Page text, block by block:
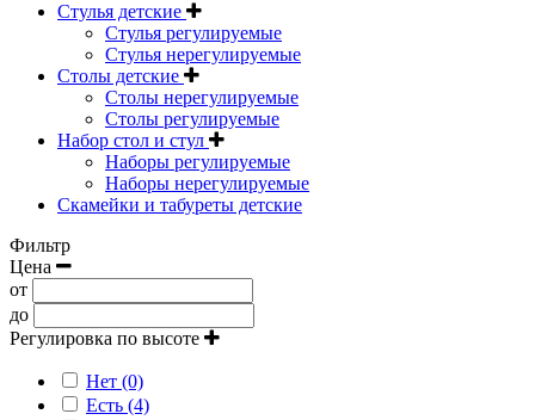
Стулья детские
Стулья регулируемые
Стулья нерегулируемые
Столы детские
Столы нерегулируемые
Столы регулируемые
Набор стол и стул
Наборы регулируемые
Наборы нерегулируемые
Скамейки и табуреты детские
Фильтр
Цена
от
до
Регулировка по высоте
Нет (0)
Есть (4)